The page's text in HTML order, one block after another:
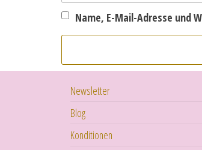
Name, E-Mail-Adresse und
Newsletter
Blog
Konditionen